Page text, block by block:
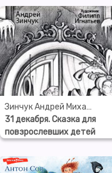
Зинчук Андрей Михайлович
31 декабря. Сказка для
повзрослевших детей
(запись по неснятому
фильму)